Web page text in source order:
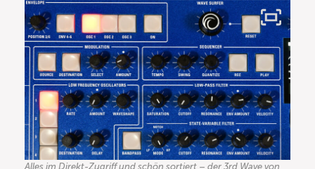
Alles im Direkt-Zugriff und schön sortiert – der 3rd Wave von